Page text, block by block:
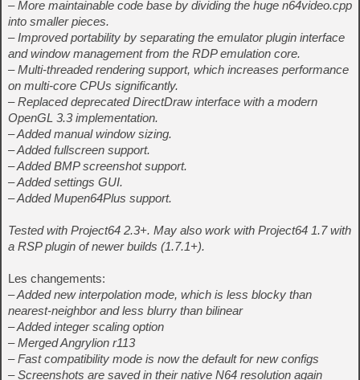
– More maintainable code base by dividing the huge n64video.cpp
into smaller pieces.
– Improved portability by separating the emulator plugin interface
and window management from the RDP emulation core.
– Multi-threaded rendering support, which increases performance
on multi-core CPUs significantly.
– Replaced deprecated DirectDraw interface with a modern
OpenGL 3.3 implementation.
– Added manual window sizing.
– Added fullscreen support.
– Added BMP screenshot support.
– Added settings GUI.
– Added Mupen64Plus support.
Tested with Project64 2.3+. May also work with Project64 1.7 with
a RSP plugin of newer builds (1.7.1+).
Les changements:
– Added new interpolation mode, which is less blocky than
nearest-neighbor and less blurry than bilinear
– Added integer scaling option
– Merged Angrylion r113
– Fast compatibility mode is now the default for new configs
– Screenshots are saved in their native N64 resolution again